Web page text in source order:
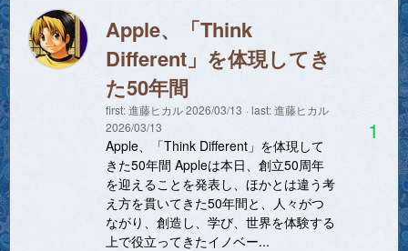
Apple、「Think
Different」を体現してき
た50年間
first:進藤ヒカル2026/03/13 last:進藤ヒカル
2026/03/13
Apple、「Think Different」を体現して
きた50年間 Appleは本日、創立50周年
を迎えることを発表し、ほかとは違う考
え方を貫いてきた50年間と、人々がつ
ながり、創造し、学び、世界を体験する
上で役立ってきたイノベー...
1